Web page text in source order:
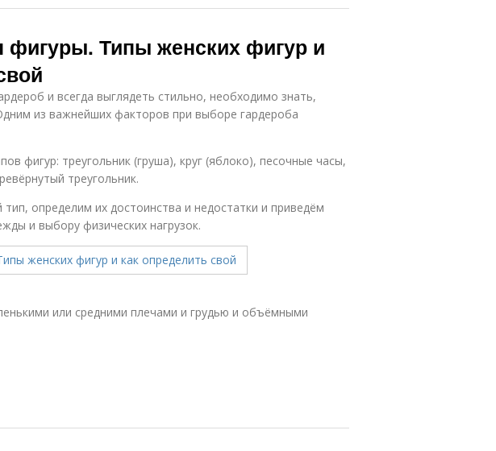
фигуры. Типы женских фигур и
и всегда выглядеть стильно, необходимо знать,
из важнейших факторов при выборе гардероба
фигур: треугольник (груша), круг (яблоко), песочные часы,
треугольник.
определим их достоинства и недостатки и приведём
и выбору физических нагрузок.
или средними плечами и грудью и объёмными